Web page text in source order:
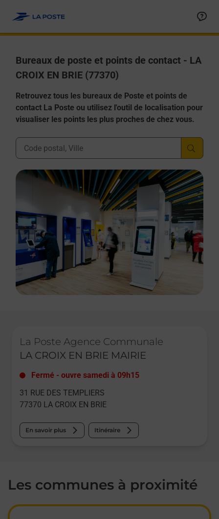
Bureaux de poste et points de contact - LA
CROIX EN BRIE (77370)
Retrouvez tous les bureaux de Poste et points de
contact La Poste ou utilisez l'outil de localisation pour
visualiser les points les plus proches de chez vous.
Ville, Département, Code Postal
La Poste Agence Communale
LA CROIX EN BRIE MAIRIE
Fermé - ouvre samedi à 09h15
31 RUE DES TEMPLIERS
77370 LA CROIX EN BRIE
En savoir plus Itinéraire
Les communes à proximité